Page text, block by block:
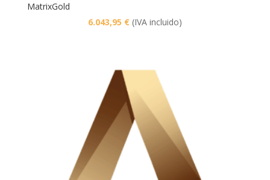
MatrixGold
6.043,95 € (IVA incluido)